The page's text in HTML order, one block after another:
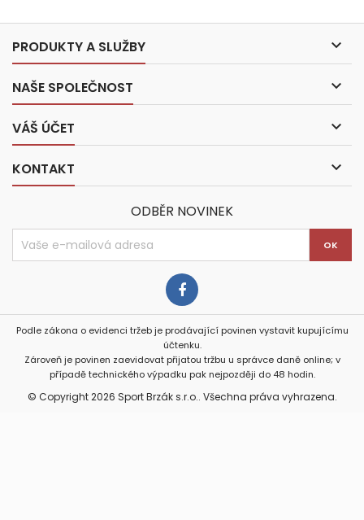
PRODUKTY A SLUŽBY 
NAŠE SPOLEČNOST 
VÁŠ ÚČET 
KONTAKT 
ODBĚR NOVINEK
Podle zákona o evidenci tržeb je prodávající povinen vystavit kupujícímu
účtenku.
Zároveň je povinen zaevidovat přijatou tržbu u správce daně online; v
případě technického výpadku pak nejpozději do 48 hodin.
© Copyright 2026 Sport Brzák s.r.o.. Všechna práva vyhrazena.